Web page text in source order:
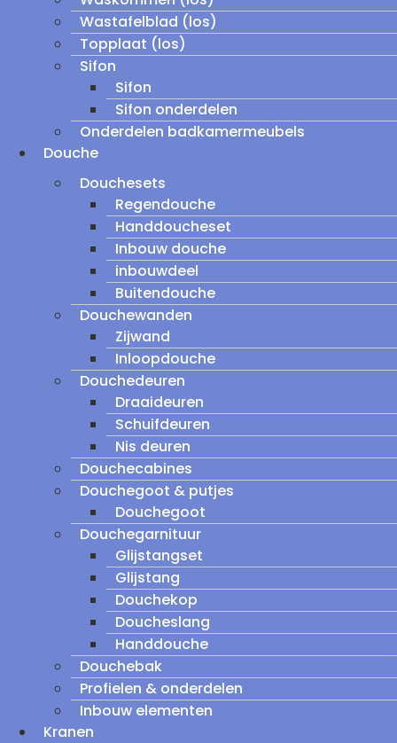
Wastafelblad (los)
Topplaat (los)
Sifon
Sifon
Sifon onderdelen
Onderdelen badkamermeubels
Douche
Douchesets
Regendouche
Handdoucheset
Inbouw douche
inbouwdeel
Buitendouche
Douchewanden
Zijwand
Inloopdouche
Douchedeuren
Draaideuren
Schuifdeuren
Nis deuren
Douchecabines
Douchegoot & putjes
Douchegoot
Douchegarnituur
Glijstangset
Glijstang
Douchekop
Doucheslang
Handdouche
Douchebak
Profielen & onderdelen
Inbouw elementen
Kranen